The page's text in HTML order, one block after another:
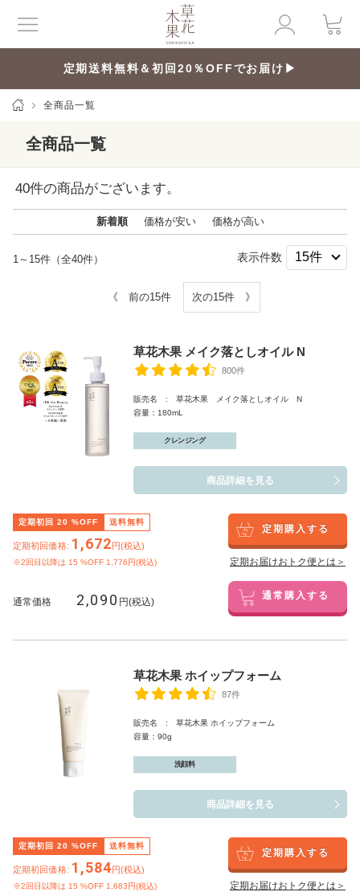
定期送料無料＆初回20％OFFでお届け▶
全商品一覧
全商品一覧
40件の商品がございます。
新着順 価格が安い 価格が高い
1～15件（全40件） 表示件数
《 前の15件 次の15件 》
草花木果 メイク落としオイル N
800件
販売名 : 草花木果 メイク落としオイル N
容量：180mL
クレンジング
商品詳細を見る
定期初回 20 %OFF 送料無料
定期初回価格: 1,672円(税込)
※2回目以降は 15 %OFF 1,776円(税込)
定期購入する
定期お届けおトク便とは＞
通常価格 2,090 円(税込) 通常購入する
草花木果 ホイップフォーム
87件
販売名 : 草花木果 ホイップフォーム
容量：90g
洗顔料
商品詳細を見る
定期初回 20 %OFF 送料無料
定期初回価格: 1,584円(税込)
※2回目以降は 15 %OFF 1,683円(税込)
定期購入する
定期お届けおトク便とは＞